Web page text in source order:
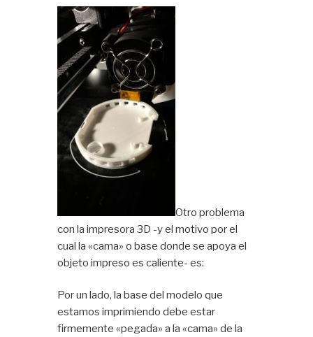
Otro problema
con la impresora 3D -y el motivo por el
cual la «cama» o base donde se apoya el
objeto impreso es caliente- es:
Por un lado, la base del modelo que
estamos imprimiendo debe estar
firmemente «pegada» a la «cama» de la